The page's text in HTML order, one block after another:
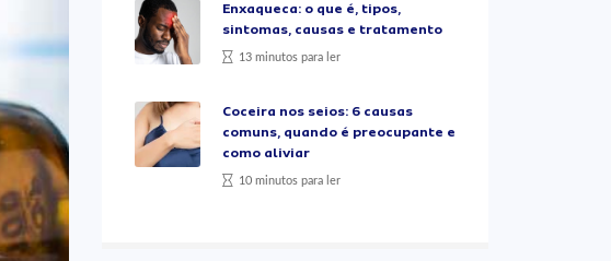
Enxaqueca: o que é, tipos,
sintomas, causas e tratamento
13 minutos para ler
Coceira nos seios: 6 causas
comuns, quando é preocupante e
como aliviar
10 minutos para ler